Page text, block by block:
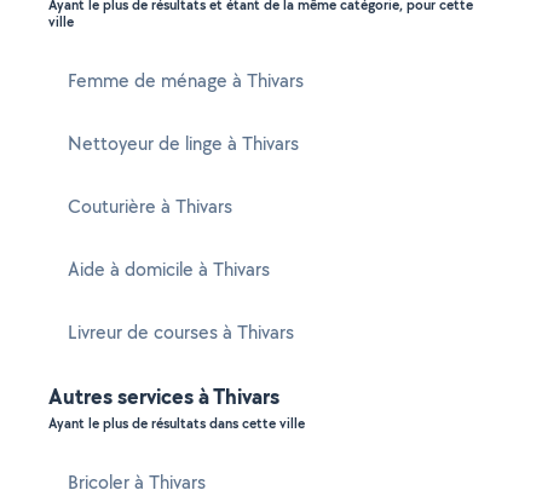
Ayant le plus de résultats et étant de la même catégorie, pour cette
ville
Femme de ménage à Thivars
Nettoyeur de linge à Thivars
Couturière à Thivars
Aide à domicile à Thivars
Livreur de courses à Thivars
Autres services à Thivars
Ayant le plus de résultats dans cette ville
Bricoler à Thivars